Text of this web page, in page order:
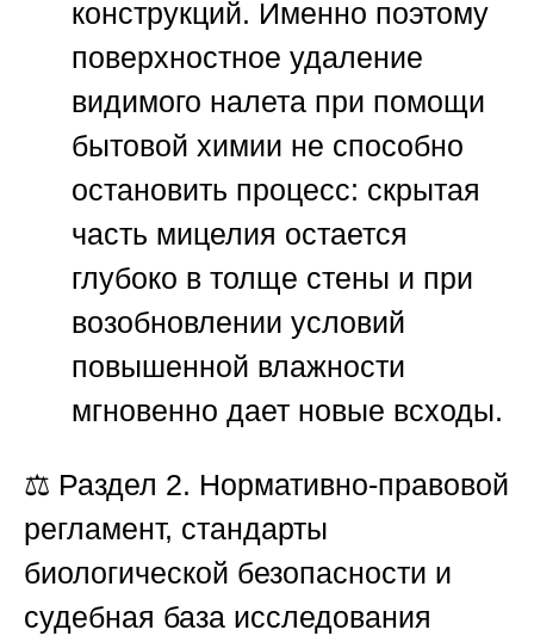
конструкций. Именно поэтому
поверхностное удаление
видимого налета при помощи
бытовой химии не способно
остановить процесс: скрытая
часть мицелия остается
глубоко в толще стены и при
возобновлении условий
повышенной влажности
мгновенно дает новые всходы.
⚖️ Раздел 2. Нормативно-правовой
регламент, стандарты
биологической безопасности и
судебная база исследования